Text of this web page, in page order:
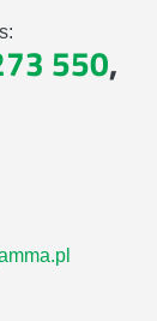
550,